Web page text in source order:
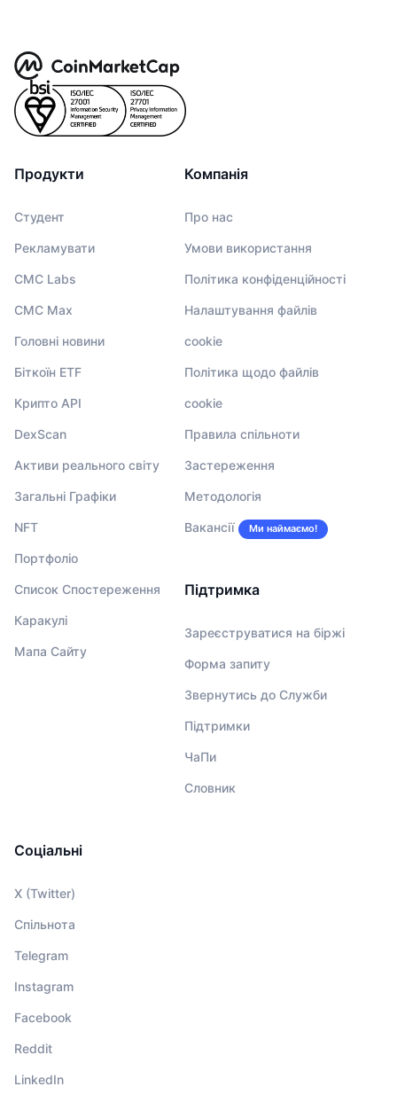
Продукти
Студент
Рекламувати
CMC Labs
CMC Max
Головні новини
Біткоїн ETF
Крипто API
DexScan
Активи реального світу
Загальні Графіки
NFT
Портфоліо
Список Спостереження
Каракулі
Мапа Сайту
Компанія
Про нас
Умови використання
Політика конфіденційності
Налаштування файлів
cookie
Політика щодо файлів
cookie
Правила спільноти
Застереження
Методологія
Вакансії Ми наймаємо!
Підтримка
Зареєструватися на біржі
Форма запиту
Звернутись до Служби
Підтримки
ЧаПи
Словник
Соціальні
X (Twitter)
Спільнота
Telegram
Instagram
Facebook
Reddit
LinkedIn